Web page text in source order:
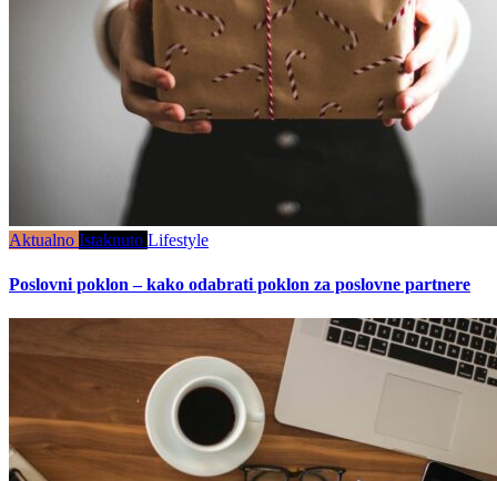
Aktualno Istaknuto Lifestyle
Poslovni poklon – kako odabrati poklon za poslovne partnere